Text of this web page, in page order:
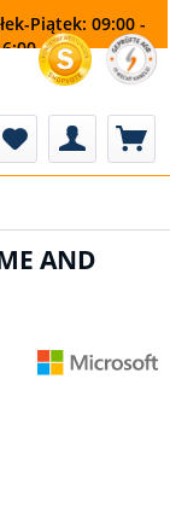
Piątek: 09:00 -
AND